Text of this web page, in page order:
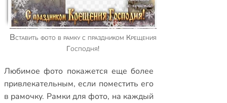
Вставить фото в рамку с праздником Крещения
Господня!
Любимое фото покажется еще более
привлекательным, если поместить его
в рамочку. Рамки для фото, на каждый